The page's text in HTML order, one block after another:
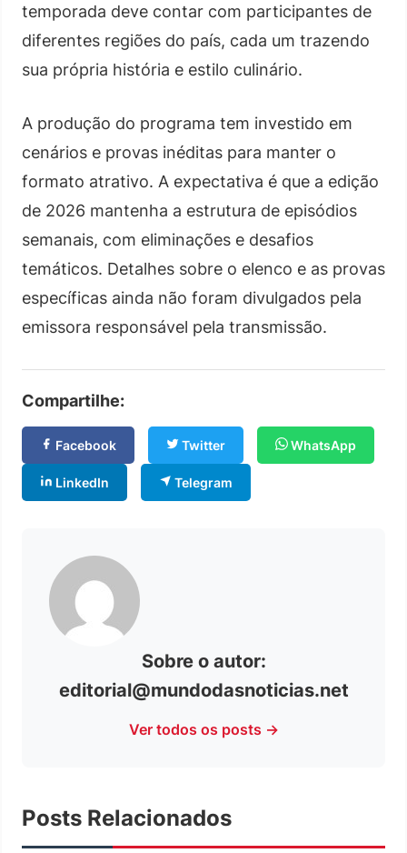
temporada deve contar com participantes de
diferentes regiões do país, cada um trazendo
sua própria história e estilo culinário.
A produção do programa tem investido em
cenários e provas inéditas para manter o
formato atrativo. A expectativa é que a edição
de 2026 mantenha a estrutura de episódios
semanais, com eliminações e desafios
temáticos. Detalhes sobre o elenco e as provas
específicas ainda não foram divulgados pela
emissora responsável pela transmissão.
Compartilhe:
Facebook Twitter WhatsApp
LinkedIn Telegram
Sobre o autor:
editorial@mundodasnoticias.net
Ver todos os posts →
Posts Relacionados